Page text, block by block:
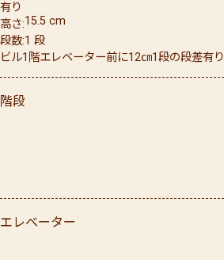
有り
高さ 15.5 cm
段数 1 段
ビル1階エレベーター前に12㎝1段の段差有り
階段
エレベーター